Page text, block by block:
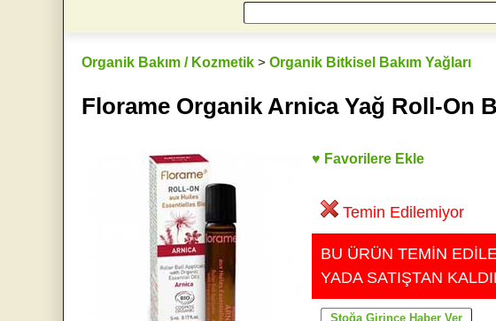
Organik Bakım / Kozmetik > Organik Bitkisel Bakım Yağları
Florame Organik Arnica Yağ Roll-On
♥ Favorilere Ekle
Temin Edilemiyor
BU ÜRÜN TEMİN
YADA SATIŞTAN